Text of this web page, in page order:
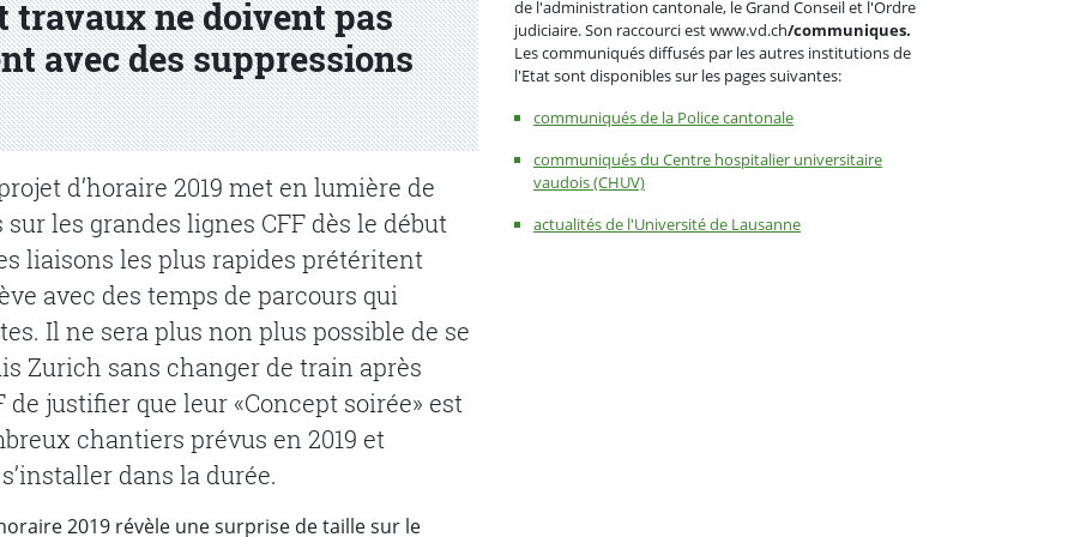
travaux ne doivent pas
avec des suppressions
d’horaire 2019 met en lumière de
les grandes lignes CFF dès le début
liaisons les plus rapides prétéritent
avec des temps de parcours qui
Il ne sera plus non plus possible de se
Zurich sans changer de train après
justifier que leur «Concept soirée» est
chantiers prévus en 2019 et
dans la durée.
2019 révèle une surprise de taille sur le
de l'administration cantonale, le Grand Conseil et l'Ordre
judiciaire. Son raccourci est www.vd.ch/communiques.
Les communiqués diffusés par les autres institutions de
l'Etat sont disponibles sur les pages suivantes:
communiqués de la Police cantonale
communiqués du Centre hospitalier universitaire
vaudois (CHUV)
actualités de l'Université de Lausanne